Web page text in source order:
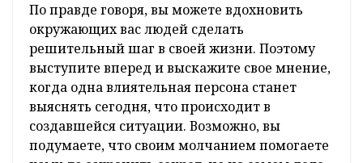
По правде говоря, вы можете вдохновить
окружающих вас людей сделать
решительный шаг в своей жизни. Поэтому
выступите вперед и выскажите свое мнение,
когда одна влиятельная персона станет
выяснять сегодня, что происходит в
создавшейся ситуации. Возможно, вы
подумаете, что своим молчанием помогаете